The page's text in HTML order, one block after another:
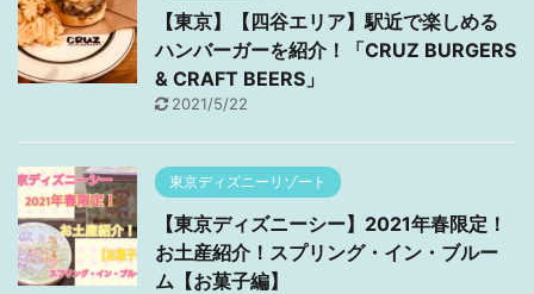
【東京】【四谷エリア】駅近で楽しめる
ハンバーガーを紹介！「CRUZ BURGERS
& CRAFT BEERS」
2021/5/22
東京ディズニーリゾート
【東京ディズニーシー】2021年春限定！
お土産紹介！スプリング・イン・ブルー
ム【お菓子編】